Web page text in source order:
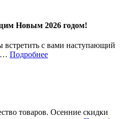
Новым 2026 годом!
с вами наступающий
… Подробнее
товаров. Осенние скидки